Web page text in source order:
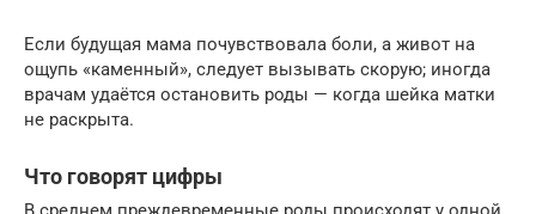
Если будущая мама почувствовала боли, а живот на
ощупь «каменный», следует вызывать скорую; иногда
врачам удаётся остановить роды — когда шейка матки
не раскрыта.
Что говорят цифры